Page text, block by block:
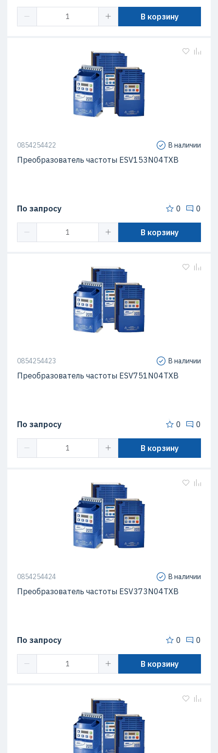
В корзину
0854254422 В наличии
Преобразователь частоты ESV153N04TXB
По запросу 0 0
В корзину
0854254423 В наличии
Преобразователь частоты ESV751N04TXB
По запросу 0 0
В корзину
0854254424 В наличии
Преобразователь частоты ESV373N04TXB
По запросу 0 0
В корзину